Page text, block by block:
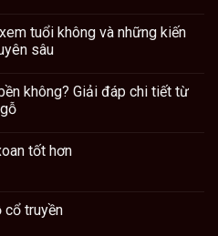
tuổi không và những kiến
sâu
không? Giải đáp chi tiết từ
tốt hơn
cổ truyền